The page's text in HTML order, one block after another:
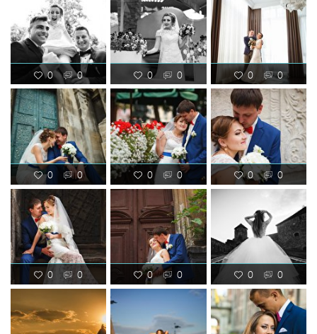
0 0 0 0 0 0
0 0 0 0 0 0
0 0 0 0 0 0